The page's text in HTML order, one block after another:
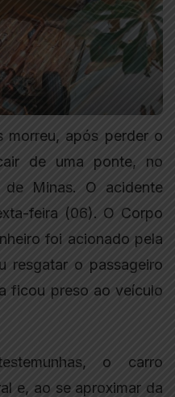
morreu, após perder o
de uma ponte, no
de Minas. O acidente
feira (06). O Corpo
foi acionado pela
resgatar o passageiro
ficou preso ao veículo
o carro
e, ao se aproximar da